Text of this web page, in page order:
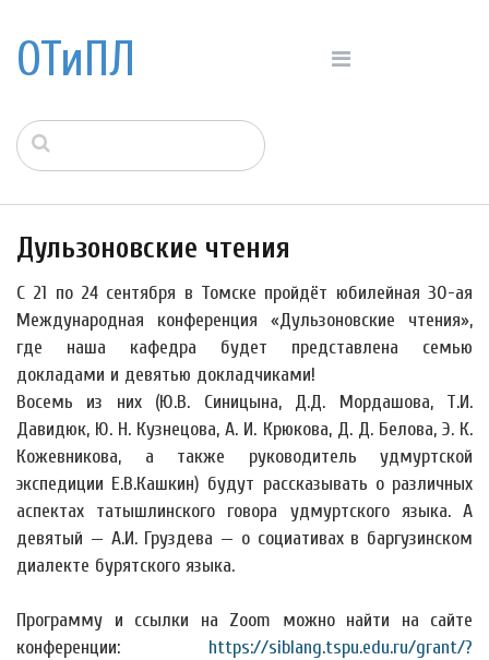
ОТиПЛ
Дульзоновские чтения
С 21 по 24 сентября в Томске пройдёт юбилейная 30-ая
Международная конференция «Дульзоновские чтения»,
где наша кафедра будет представлена семью
докладами и девятью докладчиками!
Восемь из них (Ю.В. Синицына, Д.Д. Мордашова, Т.И.
Давидюк, Ю. Н. Кузнецова, А. И. Крюкова, Д. Д. Белова, Э. К.
Кожевникова, а также руководитель удмуртской
экспедиции Е.В.Кашкин) будут рассказывать о различных
аспектах татышлинского говора удмуртского языка. А
девятый — А.И. Груздева — о социативах в баргузинском
диалекте бурятского языка.
Программу и ссылки на Zoom можно найти на сайте
конференции: https://siblang.tspu.edu.ru/grant/?